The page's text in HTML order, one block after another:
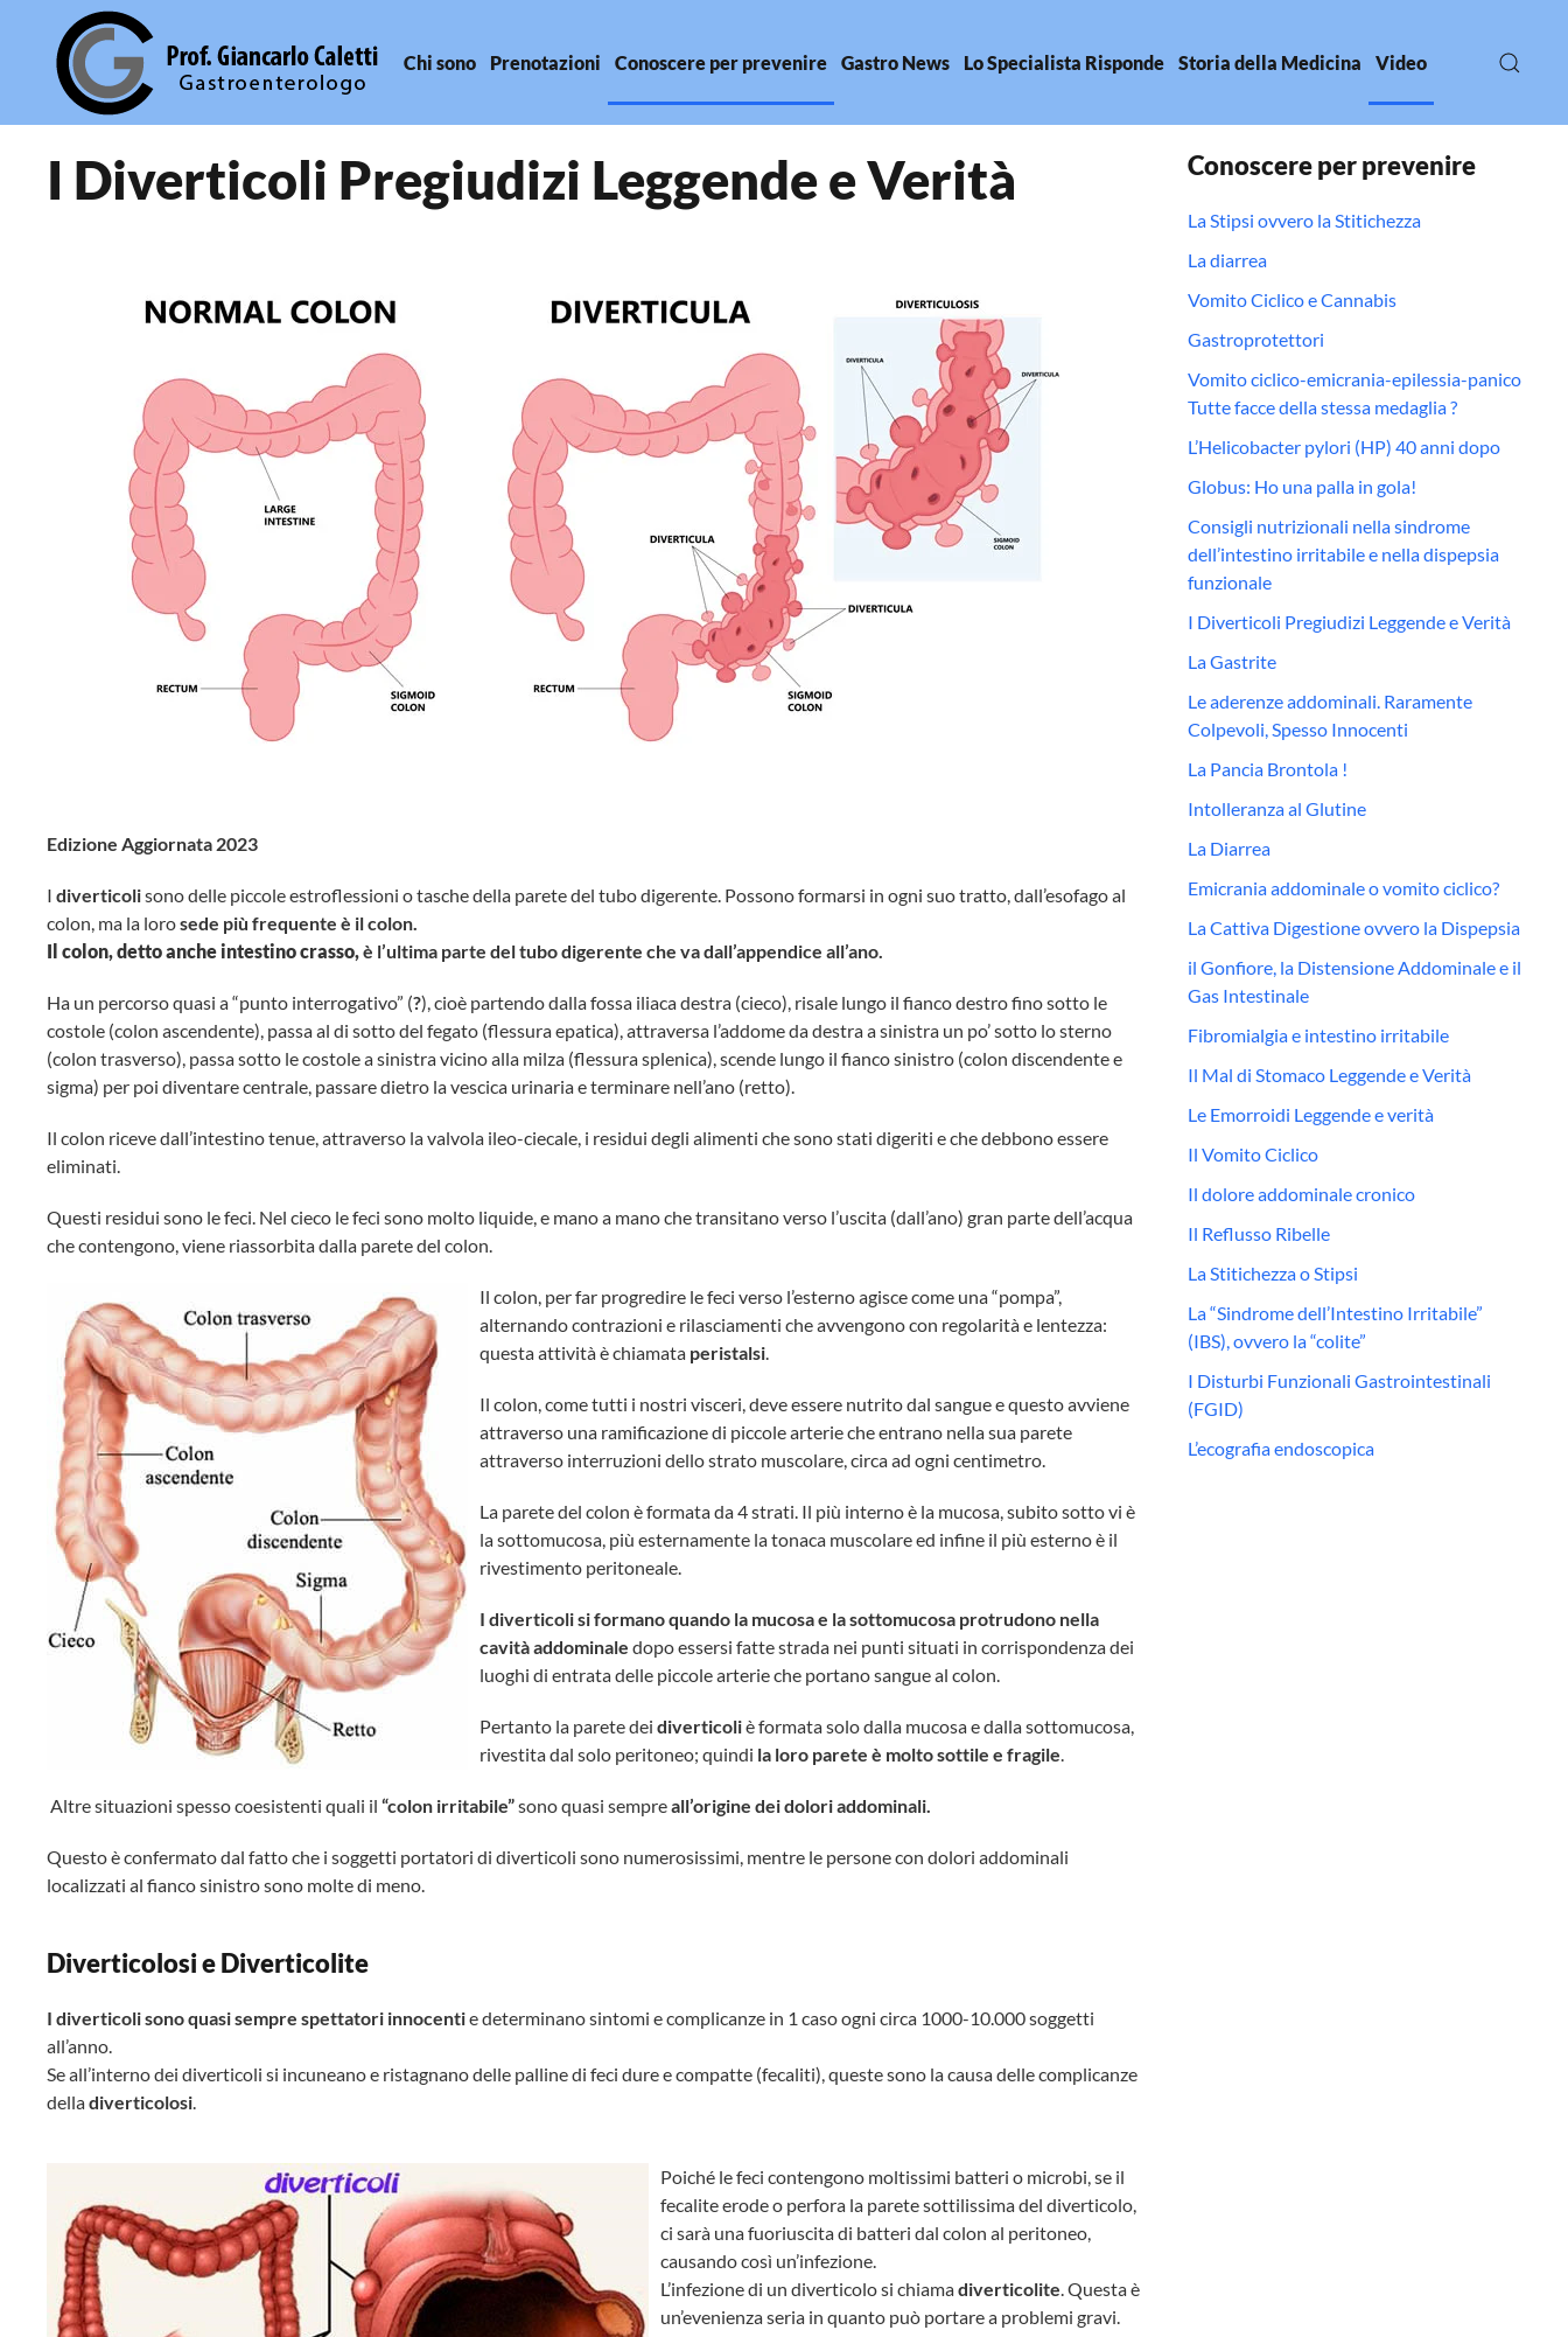
Skip to main content Chi sono Prenotazioni Conoscere per prevenire Gastro News Lo Specialista Risponde Storia della Medicina Video
I Diverticoli Pregiudizi Leggende e Verità
Edizione Aggiornata 2023
I diverticolisono delle piccole estroflessioni o tasche della parete del tubo digerente. Possono formarsi in ogni suo tratto, dall’esofago al
colon, ma la lorosede più frequente è il colon.
Il colon, detto anche intestino crasso,è l’ultima parte del tubo digerente che va dall’appendice all’ano.
Ha un percorso quasi a “punto interrogativo” (?), cioè partendo dalla fossa iliaca destra (cieco), risale lungo il fianco destro fino sotto le
costole (colon ascendente), passa al di sotto del fegato (flessura epatica), attraversa l’addome da destra a sinistra un po’ sotto lo sterno
(colon trasverso), passa sotto le costole a sinistra vicino alla milza (flessura splenica), scende lungo il fianco sinistro (colon discendente e
sigma) per poi diventare centrale, passare dietro la vescica urinaria e terminare nell’ano (retto).
Il colon riceve dall’intestino tenue, attraverso la valvola ileo-ciecale, i residui degli alimenti che sono stati digeriti e che debbono essere
eliminati.
Questi residui sono le feci. Nel cieco le feci sono molto liquide, e mano a mano che transitano verso l’uscita (dall’ano) gran parte dell’acqua
che contengono, viene riassorbita dalla parete del colon.
Il colon, per far progredire le feci verso l’esterno agisce come una “pompa”,
alternando contrazioni e rilasciamenti che avvengono con regolarità e lentezza:
questa attività è chiamata peristalsi.
Il colon, come tutti i nostri visceri, deve essere nutrito dal sangue e questo avviene
attraverso una ramificazione di piccole arterie che entrano nella sua parete
attraverso interruzioni dello strato muscolare, circa ad ogni centimetro.
La parete del colon è formata da 4 strati. Il più interno è la mucosa, subito sotto vi è
la sottomucosa, più esternamente la tonaca muscolare ed infine il più esterno è il
rivestimento peritoneale.
I diverticoli si formano quando la mucosa e la sottomucosa protrudono nella
cavità addominale dopo essersi fatte strada nei punti situati in corrispondenza dei
luoghi di entrata delle piccole arterie che portano sangue al colon.
Pertanto la parete dei diverticoliè formata solo dalla mucosa e dalla sottomucosa,
rivestita dal solo peritoneo; quindi la loro parete è molto sottile e fragile.
Altre situazioni spesso coesistenti quali il “colon irritabile”sono quasi sempreall’origine dei dolori addominali.
Questo è confermato dal fatto che i soggetti portatori di diverticoli sono numerosissimi, mentre le persone con dolori addominali
localizzati al fianco sinistro sono molte di meno.
Diverticolosi e Diverticolite
I diverticoli sono quasi sempre spettatori innocentie determinano sintomi e complicanze in 1 caso ogni circa 1000-10.000 soggetti
all’anno.
Se all’interno dei diverticoli si incuneano e ristagnano delle palline di feci dure e compatte (fecaliti), queste sono la causa delle complicanze
delladiverticolosi.
Poiché le feci contengono moltissimi batteri o microbi, se il
fecalite erode o perfora la parete sottilissima del diverticolo,
ci sarà una fuoriuscita di batteri dal colon al peritoneo,
causando così un’infezione.
L’infezione di un diverticolo si chiamadiverticolite. Questa è
un’evenienza seria in quanto può portare a problemi gravi.
Conoscere per prevenire
La Stipsi ovvero la Stitichezza
La diarrea
Vomito Ciclico e Cannabis
Gastroprotettori
Vomito ciclico-emicrania-epilessia-panico
Tutte facce della stessa medaglia ?
L’Helicobacter pylori (HP) 40 anni dopo
Globus: Ho una palla in gola!
Consigli nutrizionali nella sindrome
dell’intestino irritabile e nella dispepsia
funzionale
I Diverticoli Pregiudizi Leggende e Verità
La Gastrite
Le aderenze addominali. Raramente
Colpevoli, Spesso Innocenti
La Pancia Brontola !
Intolleranza al Glutine
La Diarrea
Emicrania addominale o vomito ciclico?
La Cattiva Digestione ovvero la Dispepsia
il Gonfiore, la Distensione Addominale e il
Gas Intestinale
Fibromialgia e intestino irritabile
Il Mal di Stomaco Leggende e Verità
Le Emorroidi Leggende e verità
Il Vomito Ciclico
Il dolore addominale cronico
Il Reflusso Ribelle
La Stitichezza o Stipsi
La “Sindrome dell’Intestino Irritabile”
(IBS), ovvero la “colite”
I Disturbi Funzionali Gastrointestinali
(FGID)
L’ecografia endoscopica